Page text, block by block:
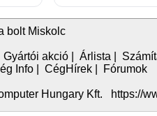
bolt Miskolc
Gyártói akció| Árlista
Info| CégHírek| Fórumok
Hungary Kft. https://